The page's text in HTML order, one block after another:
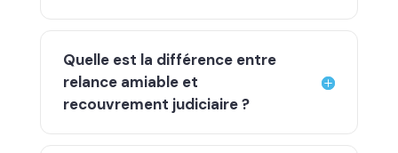
Quelle est la différence entre
relance amiable et
recouvrement judiciaire ?